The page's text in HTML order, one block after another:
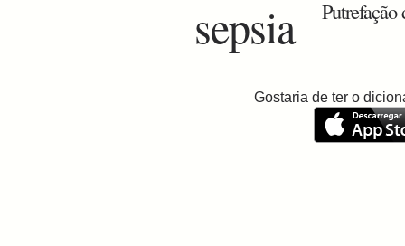
sepsia Putrefação
Gostaria de ter o